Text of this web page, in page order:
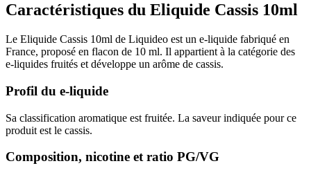
Caractéristiques du Eliquide Cassis 10ml
Le Eliquide Cassis 10ml de Liquideo est un e-liquide fabriqué en
France, proposé en flacon de 10 ml. Il appartient à la catégorie des
e-liquides fruités et développe un arôme de cassis.
Profil du e-liquide
Sa classification aromatique est fruitée. La saveur indiquée pour ce
produit est le cassis.
Composition, nicotine et ratio PG/VG